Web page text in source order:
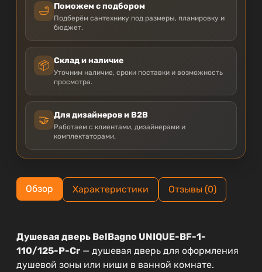
🛁 Поможем с подбором
Подберём сантехнику под размеры, планировку и
бюджет.
📦 Склад и наличие
Уточним наличие, сроки поставки и возможность
просмотра.
🤝 Для дизайнеров и B2B
Работаем с клиентами, дизайнерами и
комплектаторами.
Обзор Характеристики Отзывы (0)
Душевая дверь BelBagno UNIQUE-BF-1-
110/125-P-Cr — душевая дверь для оформления
душевой зоны или ниши в ванной комнате.